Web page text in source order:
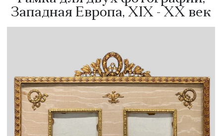
Западная Европа, XIX - XX век